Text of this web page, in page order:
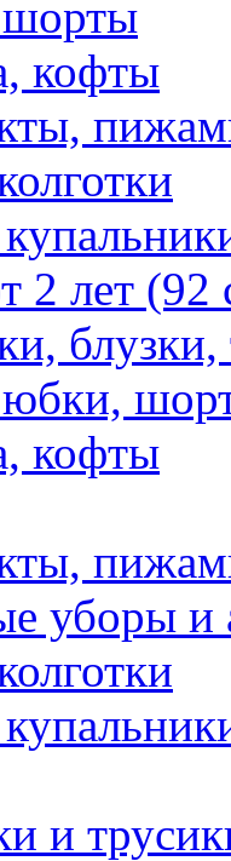
кофты
2 лет
кофты
уборы и
и